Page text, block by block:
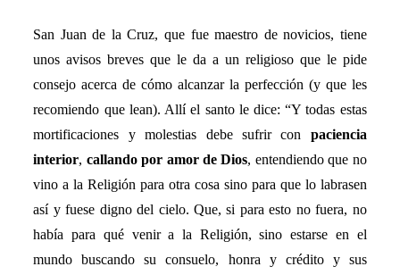
San Juan de la Cruz, que fue maestro de novicios, tiene
unos avisos breves que le da a un religioso que le pide
consejo acerca de cómo alcanzar la perfección (y que les
recomiendo que lean). Allí el santo le dice: “Y todas estas
mortificaciones y molestias debe sufrir con paciencia
interior, callando por amor de Dios, entendiendo que no
vino a la Religión para otra cosa sino para que lo labrasen
así y fuese digno del cielo. Que, si para esto no fuera, no
había para qué venir a la Religión, sino estarse en el
mundo buscando su consuelo, honra y crédito y sus